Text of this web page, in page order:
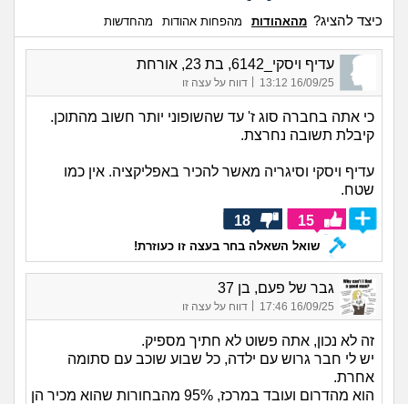
כיצד להציג? מהאהודות מהפחות אהודות מהחדשות
עדיף ויסקי_6142, בת 23, אורחת
16/09/25 13:12 דווח על עצה זו
כי אתה בחברה סוג ז' עד שהשופוני יותר חשוב מהתוכן.
קיבלת תשובה נחרצת.
עדיף ויסקי וסיגריה מאשר להכיר באפליקציה. אין כמו
שטח.
15
18
שואל השאלה בחר בעצה זו כעוזרת!
גבר של פעם, בן 37
16/09/25 17:46
| דווח על עצה זו
זה לא נכון, אתה פשוט לא חתיך מספיק.
יש לי חבר גרוש עם ילדה, כל שבוע שוכב עם סתומה
אחרת.
הוא מהדרום ועובד במרכז, 95% מהבחורות שהוא מכיר הן